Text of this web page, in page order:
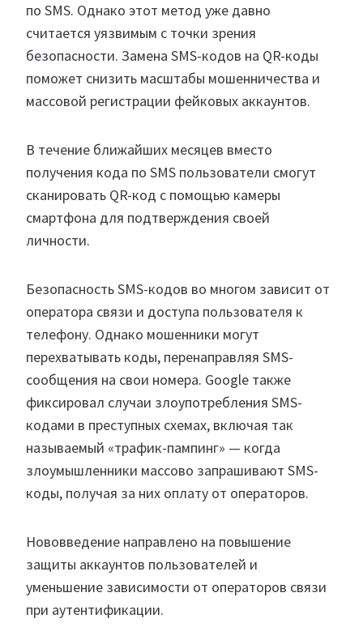
по SMS. Однако этот метод уже давно
считается уязвимым с точки зрения
безопасности. Замена SMS-кодов на QR-коды
поможет снизить масштабы мошенничества и
массовой регистрации фейковых аккаунтов.
В течение ближайших месяцев вместо
получения кода по SMS пользователи смогут
сканировать QR-код с помощью камеры
смартфона для подтверждения своей
личности.
Безопасность SMS-кодов во многом зависит от
оператора связи и доступа пользователя к
телефону. Однако мошенники могут
перехватывать коды, перенаправляя SMS-
сообщения на свои номера. Google также
фиксировал случаи злоупотребления SMS-
кодами в преступных схемах, включая так
называемый «трафик-пампинг» — когда
злоумышленники массово запрашивают SMS-
коды, получая за них оплату от операторов.
Нововведение направлено на повышение
защиты аккаунтов пользователей и
уменьшение зависимости от операторов связи
при аутентификации.